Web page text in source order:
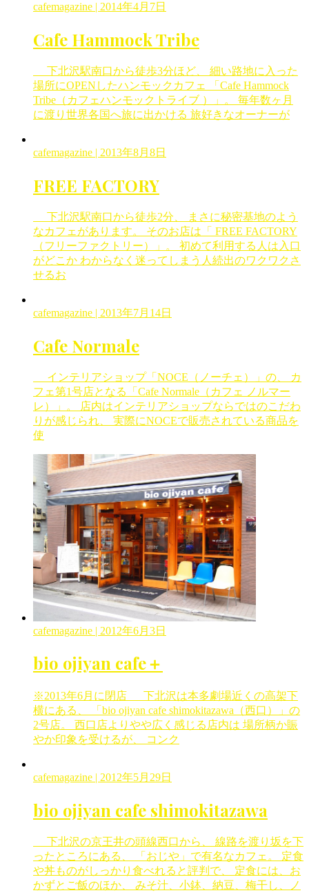
cafemagazine | 2014年4月7日
Cafe Hammock Tribe
下北沢駅南口から徒歩3分ほど、 細い路地に入った
場所にOPENしたハンモックカフェ 「Cafe Hammock
Tribe（カフェハンモックトライブ ）」。 毎年数ヶ月
に渡り世界各国へ旅に出かける 旅好きなオーナーが
cafemagazine | 2013年8月8日
FREE FACTORY
下北沢駅南口から徒歩2分、 まさに秘密基地のよう
なカフェがあります。 そのお店は「 FREE FACTORY
（フリーファクトリー）」。 初めて利用する人は入口
がどこか わからなく迷ってしまう人続出のワクワクさ
せるお
cafemagazine | 2013年7月14日
Cafe Normale
インテリアショップ「NOCE（ノーチェ）」の、 カ
フェ第1号店となる「Cafe Normale（カフェ ノルマー
レ）」。 店内はインテリアショップならではのこだわ
りが感じられ、 実際にNOCEで販売されている商品を
使
cafemagazine | 2012年6月3日
bio ojiyan cafe＋
※2013年6月に閉店 下北沢は本多劇場近くの高架下
横にある、 「bio ojiyan cafe shimokitazawa（西口）」の
2号店。 西口店よりやや広く感じる店内は 場所柄か賑
やか印象を受けるが、 コンク
cafemagazine | 2012年5月29日
bio ojiyan cafe shimokitazawa
下北沢の京王井の頭線西口から、 線路を渡り坂を下
ったところにある、 「おじや」で有名なカフェ。 定食
や丼ものがしっかり食べれると評判で、 定食には、お
かずとご飯のほか、 みそ汁、小鉢、納豆、梅干し、ノ